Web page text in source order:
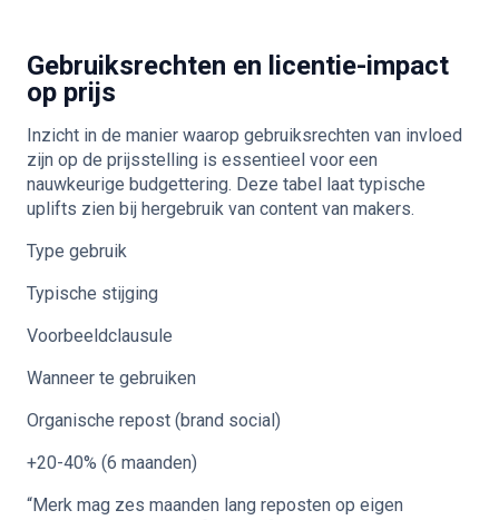
Gebruiksrechten en licentie-impact
op prijs
Inzicht in de manier waarop gebruiksrechten van invloed
zijn op de prijsstelling is essentieel voor een
nauwkeurige budgettering. Deze tabel laat typische
uplifts zien bij hergebruik van content van makers.
Type gebruik
Typische stijging
Voorbeeldclausule
Wanneer te gebruiken
Organische repost (brand social)
+20-40% (6 maanden)
“Merk mag zes maanden lang reposten op eigen